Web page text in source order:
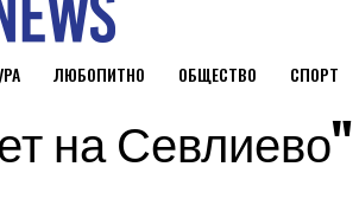
ЛЮБОПИТНО ОБЩЕСТВО СПОРТ
на Севлиево"